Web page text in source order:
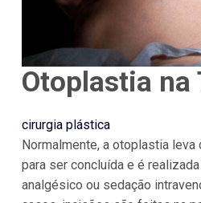
Otoplastia na
cirurgia plástica
Normalmente, a otoplastia leva
para ser concluída e é
analgésico ou sedação